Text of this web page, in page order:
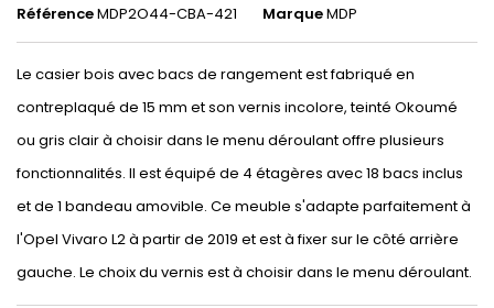
RéférenceMDP2O44-CBA-421 MarqueMDP
Le casier bois avec bacs de rangement est fabriqué en
contreplaqué de 15 mm et son vernis incolore, teinté Okoumé
ou gris clair à choisir dans le menu déroulant offre plusieurs
fonctionnalités. Il est équipé de 4 étagères avec 18 bacs inclus
et de 1 bandeau amovible. Ce meuble s'adapte parfaitement à
l'Opel Vivaro L2 à partir de 2019 et est à fixer sur le côté arrière
gauche. Le choix du vernis est à choisir dans le menu déroulant.